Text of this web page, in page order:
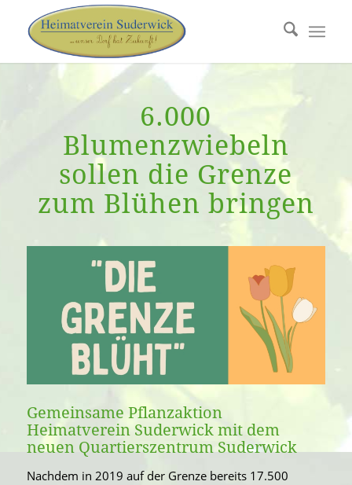
6.000
Blumenzwiebeln
sollen die Grenze
zum Blühen bringen
Gemeinsame Pflanzaktion
Heimatverein Suderwick mit dem
neuen Quartierszentrum Suderwick
Nachdem in 2019 auf der Grenze bereits 17.500